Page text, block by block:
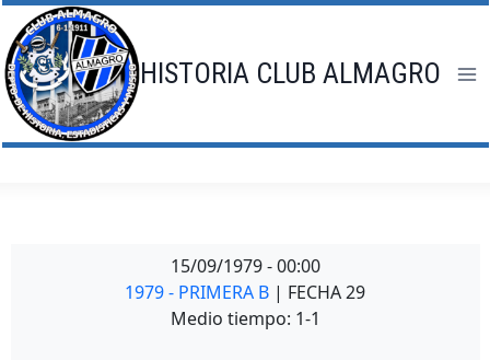
Saltar
al
contenido
HISTORIA CLUB ALMAGRO
15/09/1979 - 00:00
1979 - PRIMERA B | FECHA 29
Medio tiempo: 1-1